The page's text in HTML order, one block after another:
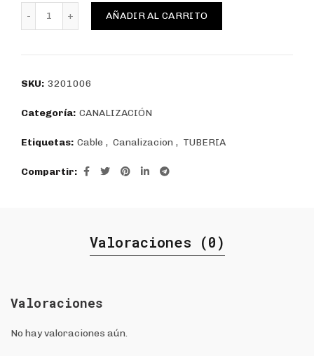
era:
es:
Manga termocontraible 6mm negra 50m cantidad
AÑADIR AL CARRITO
SKU: 3201006
Categoría: CANALIZACIÓN
Etiquetas: Cable , Canalizacion , TUBERIA
Compartir
Valoraciones (0)
Valoraciones
No hay valoraciones aún.